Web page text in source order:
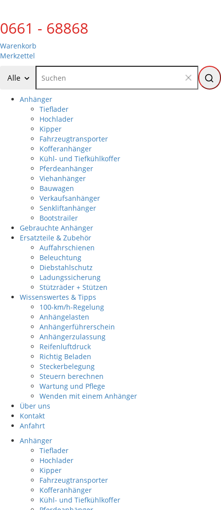
0661 - 68868
Warenkorb
Merkzettel
Alle
Anhänger
Tieflader
Hochlader
Kipper
Fahrzeugtransporter
Kofferanhänger
Kühl- und Tiefkühlkoffer
Pferdeanhänger
Viehanhänger
Bauwagen
Verkaufsanhänger
Senkliftanhänger
Bootstrailer
Gebrauchte Anhänger
Ersatzteile & Zubehör
Auffahrschienen
Beleuchtung
Diebstahlschutz
Ladungssicherung
Stützräder + Stützen
Wissenswertes & Tipps
100-km/h-Regelung
Anhängelasten
Anhängerführerschein
Anhängerzulassung
Reifenluftdruck
Richtig Beladen
Steckerbelegung
Steuern berechnen
Wartung und Pflege
Wenden mit einem Anhänger
Über uns
Kontakt
Anfahrt
Anhänger
Tieflader
Hochlader
Kipper
Fahrzeugtransporter
Kofferanhänger
Kühl- und Tiefkühlkoffer